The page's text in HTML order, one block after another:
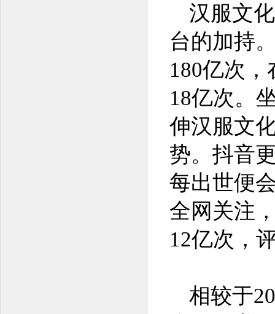
汉服文
台的加持
180亿次
18亿次。
伸汉服文
势。抖音
每出世便
全网关注
12亿次，
相较于